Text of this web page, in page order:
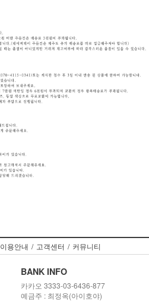
이용안내 / 고객센터 / 커뮤니티
BANK INFO
카카오 3333-03-6436-877
예금주 : 최정옥(아이호야)